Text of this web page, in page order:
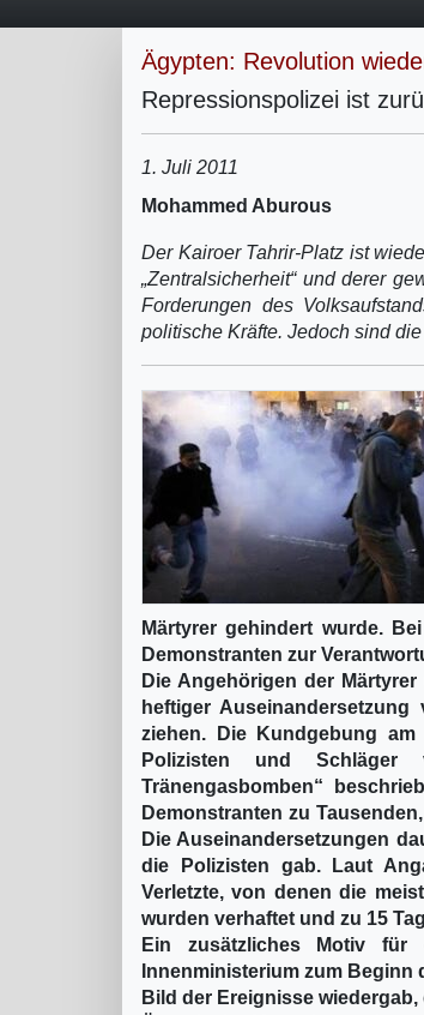
Ägypten: Revolution
Repressionspolizei ist
1. Juli 2011
Mohammed Aburous
Der Kairoer Tahrir-Platz ist
„Zentralsicherheit“ und derer
Forderungen des
politische Kräfte. Jedoch sind
Märtyrer gehindert wurde.
Demonstranten zur
Die Angehörigen der
heftiger
ziehen. Die Kundgebung
Polizisten und Schläger
Tränengasbomben“
Demonstranten zu
Die Auseinandersetzungen
die Polizisten gab. Laut
Verletzte, von denen die
wurden verhaftet und zu 15
Ein zusätzliches Motiv für
Innenministerium zum
Bild der Ereignisse